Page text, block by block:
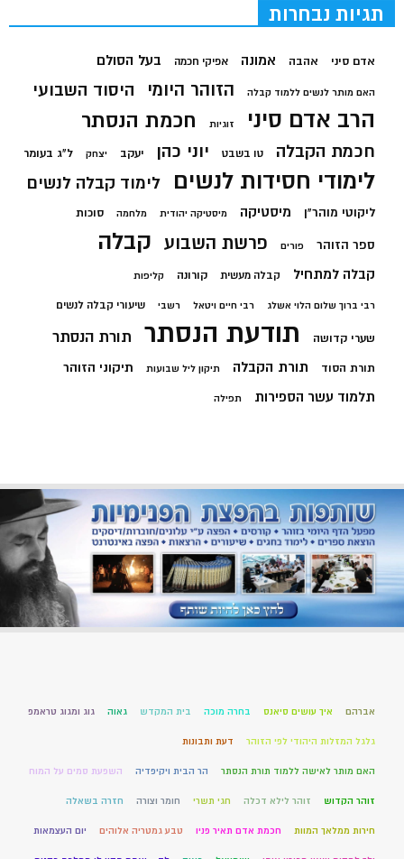
תגיות נבחרות
אדם סיני אהבה אמונה אפיקי חכמה בעל הסולם
האם מותר לנשים ללמוד קבלה הזוהר היומי היסוד השבועי
הרב אדם סיני זוגיות חכמת הנסתר
חכמת הקבלה טו בשבט יוני כהן יעקב יצחק ל"ג בעומר
לימודי חסידות לנשים לימוד קבלה לנשים
ליקוטי מוהר"ן מיסטיקה מיסטיקה יהודית מלחמה סוכות
ספר הזוהר פורים פרשת השבוע קבלה
קבלה למתחיל קבלה מעשית קורונה קליפות
רבי ברוך שלום הלוי אשלג רבי חיים ויטאל רשבי שיעורי קבלה לנשים
שערי קדושה תודעת הנסתר תורת הנסתר
תורת הסוד תורת הקבלה תיקון ליל שבועות תיקוני הזוהר
תלמוד עשר הספירות תפילה
אברהם איך עושים סיאנס בחרה מוכה בית המקדש גאוה גוג ומגוג טראמפ
גלגל המזלות היהודי לפי הזוהר דעת ותבונות
האם מותר לאישה ללמוד תורת הנסתר הר הבית ויקיפדיה השפעת סמים על המוח
זוהר הקדוש זוהר לילא דכלה חגי תשרי חומר וצורה חזרה בשאלה
חירות ממלאך המוות חכמת אדם תאיר פניו טבע גמטריה אלוהים יום העצמאות